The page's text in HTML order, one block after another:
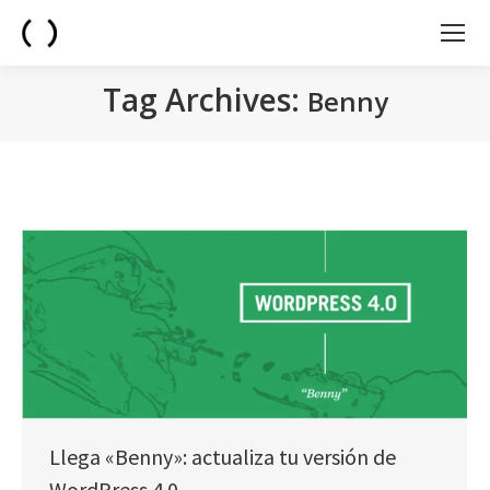
Tag Archives: Benny
Llega «Benny»: actualiza tu versión de